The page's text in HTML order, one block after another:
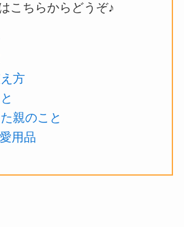
こちらからどうぞ♪
方
親のこと
用品